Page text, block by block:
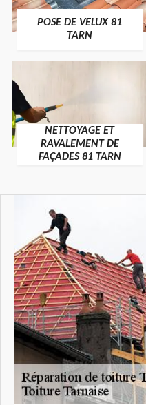
POSE DE VELUX 81
TARN
NETTOYAGE ET
RAVALEMENT DE
FAÇADES 81 TARN